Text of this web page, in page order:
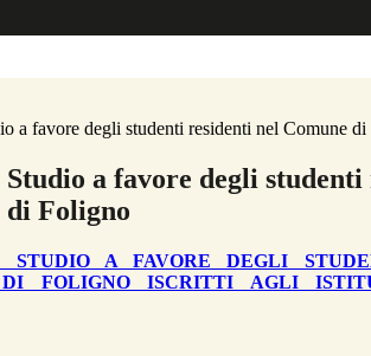
a favore degli studenti residenti nel Comune
a favore degli
di Foligno
STUDIO A FAVORE DEGLI
DI FOLIGNO ISCRITTI AGLI